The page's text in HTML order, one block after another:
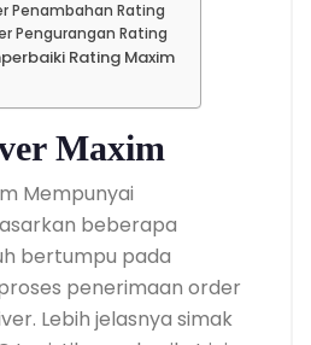
Penambahan Rating
Pengurangan Rating
Rating Maxim
Maxim
Mempunyai
beberapa
bertumpu pada
penerimaan order
Lebih jelasnya simak